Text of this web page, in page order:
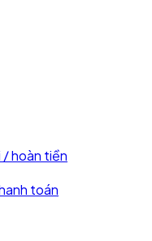
/ hoàn tiền
toán